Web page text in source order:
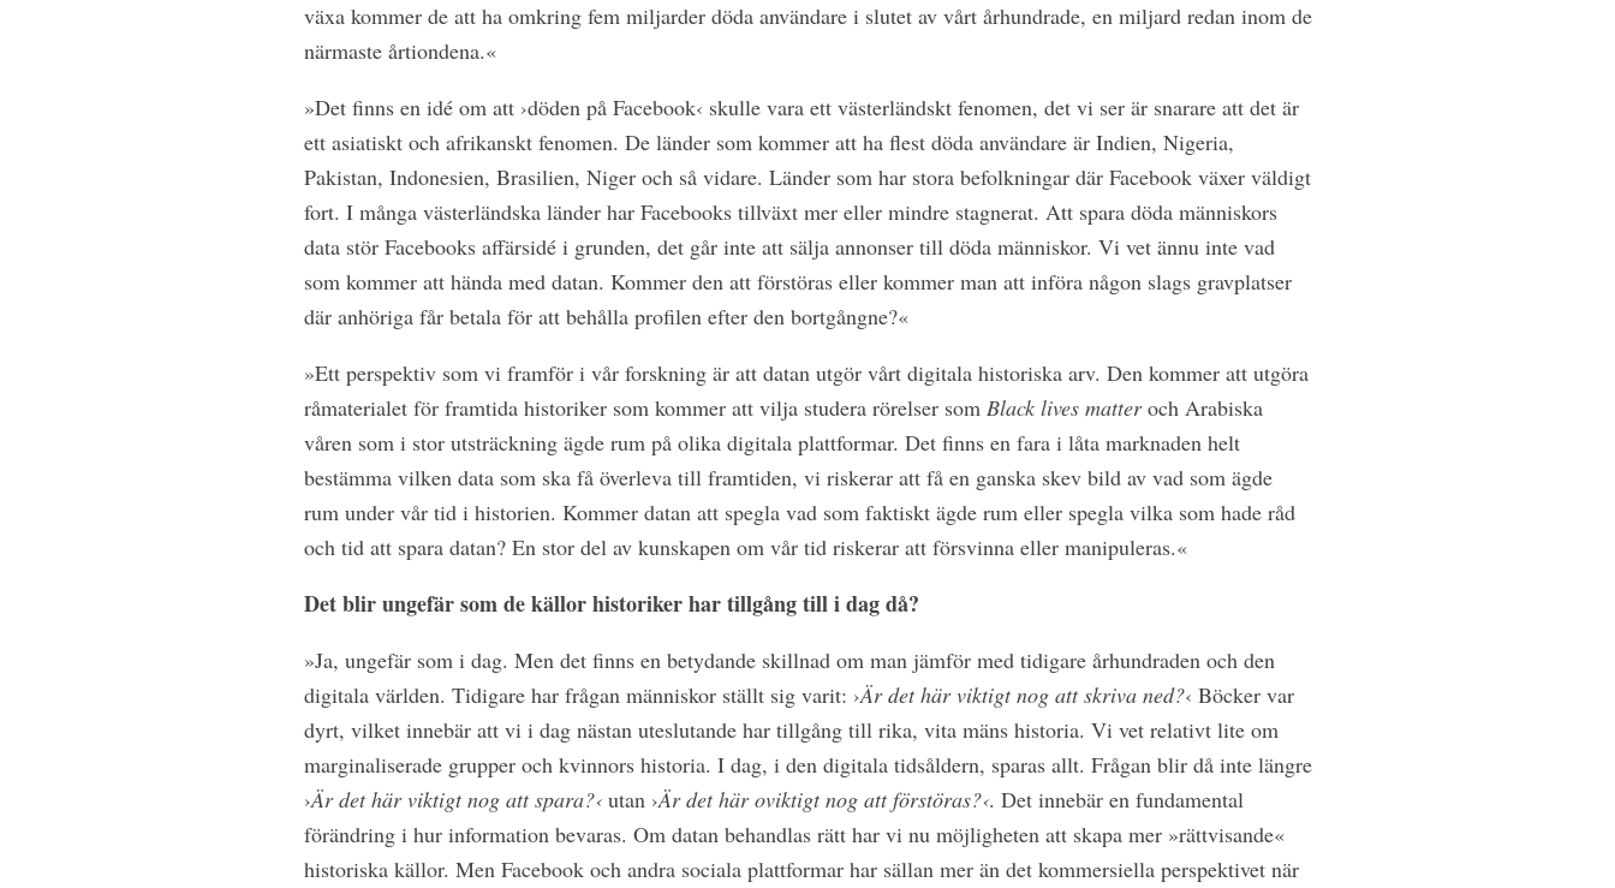
växa kommer de att ha omkring fem miljarder döda användare i slutet av vårt århundrade, en miljard redan inom de
närmaste årtiondena.«
»Det finns en idé om att ›döden på Facebook‹ skulle vara ett västerländskt fenomen, det vi ser är snarare att det är
ett asiatiskt och afrikanskt fenomen. De länder som kommer att ha flest döda användare är Indien, Nigeria,
Pakistan, Indonesien, Brasilien, Niger och så vidare. Länder som har stora befolkningar där Facebook växer väldigt
fort. I många västerländska länder har Facebooks tillväxt mer eller mindre stagnerat. Att spara döda människors
data stör Facebooks affärsidé i grunden, det går inte att sälja annonser till döda människor. Vi vet ännu inte vad
som kommer att hända med datan. Kommer den att förstöras eller kommer man att införa någon slags gravplatser
där anhöriga får betala för att behålla profilen efter den bortgångne?«
»Ett perspektiv som vi framför i vår forskning är att datan utgör vårt digitala historiska arv. Den kommer att utgöra
råmaterialet för framtida historiker som kommer att vilja studera rörelser som Black lives matteroch Arabiska
våren som i stor utsträckning ägde rum på olika digitala plattformar. Det finns en fara i låta marknaden helt
bestämma vilken data som ska få överleva till framtiden, vi riskerar att få en ganska skev bild av vad som ägde
rum under vår tid i historien. Kommer datan att spegla vad som faktiskt ägde rum eller spegla vilka som hade råd
och tid att spara datan? En stor del av kunskapen om vår tid riskerar att försvinna eller manipuleras.«
Det blir ungefär som de källor historiker har tillgång till i dag då?
»Ja, ungefär som i dag. Men det finns en betydande skillnad om man jämför med tidigare århundraden och den
digitala världen. Tidigare har frågan människor ställt sig varit: ›Är det här viktigt nog att skriva ned?‹ Böcker var
dyrt, vilket innebär att vi i dag nästan uteslutande har tillgång till rika, vita mäns historia. Vi vet relativt lite om
marginaliserade grupper och kvinnors historia. I dag, i den digitala tidsåldern, sparas allt. Frågan blir då inte längre
›Är det här viktigt nog att spara?‹utan ›Är det här oviktigt nog att förstöras?‹. Det innebär en fundamental
förändring i hur information bevaras. Om datan behandlas rätt har vi nu möjligheten att skapa mer »rättvisande«
historiska källor. Men Facebook och andra sociala plattformar har sällan mer än det kommersiella perspektivet när